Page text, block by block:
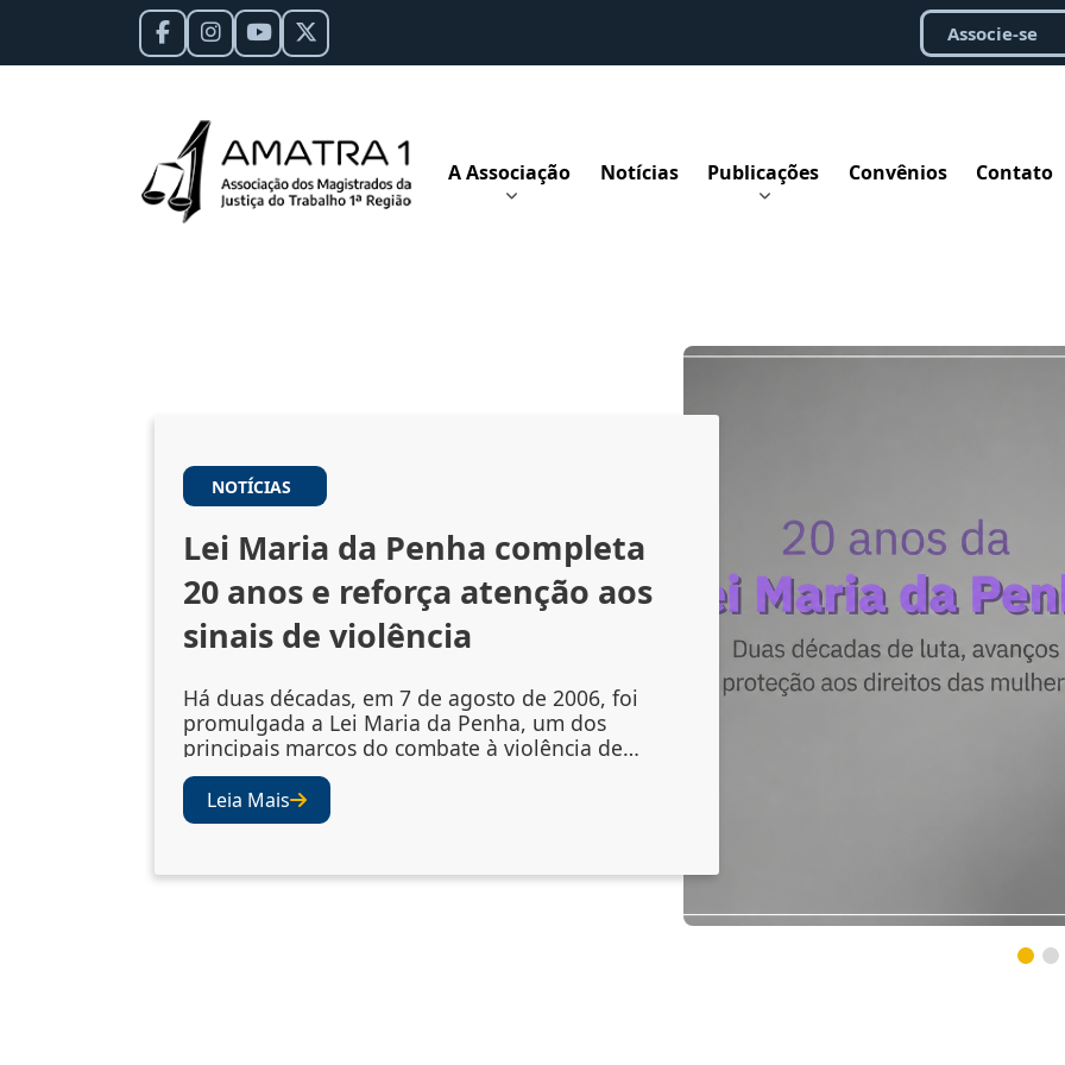
Associe-se
A Associação Notícias Publicações Convênios Contato
NOTÍCIAS
Lei Maria da Penha completa
20 anos e reforça atenção aos
sinais de violência
Há duas décadas, em 7 de agosto de 2006, foi
promulgada a Lei Maria da Penha, um dos
principais marcos do combate à violência de
gênero no Brasil. A legislação ampliou os
mecanismos de prevenção, acolhimento das
vítimas e punição dos agressores, mas também
para a importância de se atentar aos sinais de
Leia Mais